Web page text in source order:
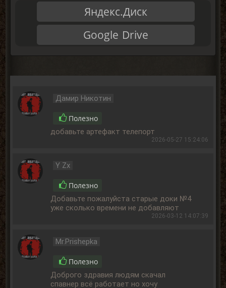
Яндекс.Диск
Google Drive
Дамир Никотин
Полезно
добавьте артефакт телепорт
2026-05-27 15:24:06
Y Zx
Полезно
Добавьте пожалуйста старые доки №4
уже сколько времени не добавляют
2026-03-12 14:07:39
Mr.Prishepka
Полезно
Доброго здравия людям скачал
спавнер всё работает но хочу